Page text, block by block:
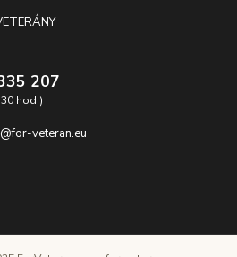
207
hod.)
veteran.eu